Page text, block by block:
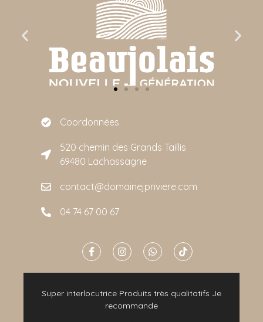
Coordonnées
520 chemin des Grands Taillis
69480 Lachassagne
contact@domainejpriviere.com
04 74 67 00 67
Super interlocutrice Produits très qualitatifs Je
recommande